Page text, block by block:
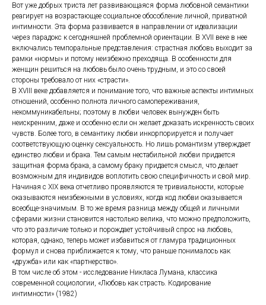
Вот уже добрых триста лет развивающаяся форма любовной семантики
реагирует на возрастающее социальное обособление личной, приватной
интимности. Эта форма развивается в направлении от идеализации
через парадокс к сегодняшней проблемной ориентации. В XVII веке в нее
включались темпоральные представления: страстная любовь выходит за
рамки «нормы» и потому неизбежно преходяща. В особенности для
женщин решиться на любовь было очень трудным, и это со своей
стороны требовало от них «страсти».
В XVIII веке добавляется и понимание того, что важные аспекты интимных
отношений, особенно полнота личного самопереживания,
некоммуникабельны; поэтому в любви человек вынужден быть
неискренним, даже и особенно если он желает доказать искренность своих
чувств. Более того, в семантику любви инкорпорируется и получает
соответствующую оценку сексуальность. Но лишь романтизм утверждает
единство любви и брака. Тем самым нестабильной любви придается
защитная форма брака, а самому браку придается смысл, что делает
возможным для индивидов воплотить свою специфичность и свой мир.
Начиная с XIX века отчетливо проявляются те тривиальности, которые
оказываются неизбежными в условиях, когда код любви оказывается
всеобще-значимым. В то же время разница между общей и личными
сферами жизни становится настолько велика, что можно предположить,
что это различие только и порождает устойчивый спрос на любовь,
которая, однако, теперь может избавиться от гламура традиционных
формул и снова приближается к тому, что раньше понималось как
«дружба» или как «партнерство».
В том числе об этом - исследование Никласа Лумана, классика
современной социологии, «Любовь как страсть. Кодирование
интимности» (1982)